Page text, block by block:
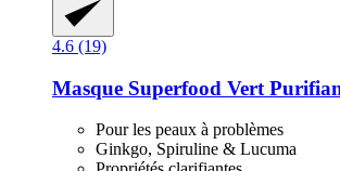
4.6 (19)
Masque Superfood Vert
Pour les peaux à problèmes
Ginkgo, Spiruline & Lucuma